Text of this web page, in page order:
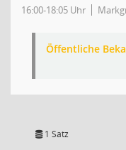
16:00-18:05 Uhr
Öffentliche
1 Satz